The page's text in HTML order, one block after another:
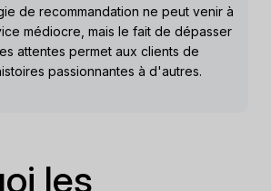
de recommandation ne peut venir à
médiocre, mais le fait de dépasser
attentes permet aux clients de
passionnantes à d'autres.
les